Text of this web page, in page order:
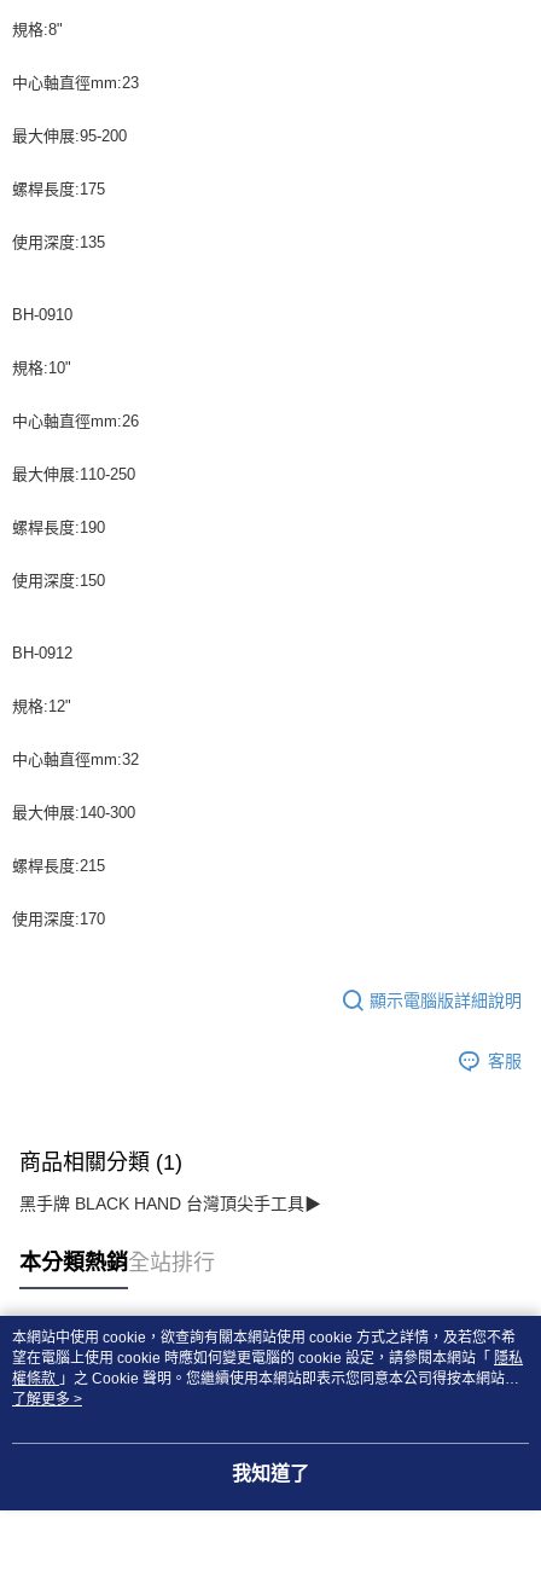
規格:8"
中心軸直徑mm:23
最大伸展:95-200
螺桿長度:175
使用深度:135
BH-0910
規格:10"
中心軸直徑mm:26
最大伸展:110-250
螺桿長度:190
使用深度:150
BH-0912
規格:12"
中心軸直徑mm:32
最大伸展:140-300
螺桿長度:215
使用深度:170
顯示電腦版詳細說明
客服
商品相關分類 (1)
黑手牌 BLACK HAND 台灣頂尖手工具▶
本分類熱銷全站排行
熱門標籤
本網站中使用 cookie，欲查詢有關本網站使用 cookie 方式之詳情，及若您不希
望在電腦上使用 cookie 時應如何變更電腦的 cookie 設定，請參閱本網站「 隱私
權條款 」之 Cookie 聲明。您繼續使用本網站即表示您同意本公司得按本網站使
用條款之 Cookie 聲明使用 cookie。
了解更多 >
我知道了